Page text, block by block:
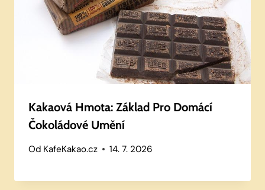
Kakaová Hmota: Základ Pro Domácí
Čokoládové Umění
Od KafeKakao.cz 14. 7. 2026